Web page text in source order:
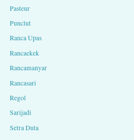
Pasteur
Punclut
Ranca Upas
Rancaekek
Rancamanyar
Rancasari
Regol
Sarijadi
Setra Duta